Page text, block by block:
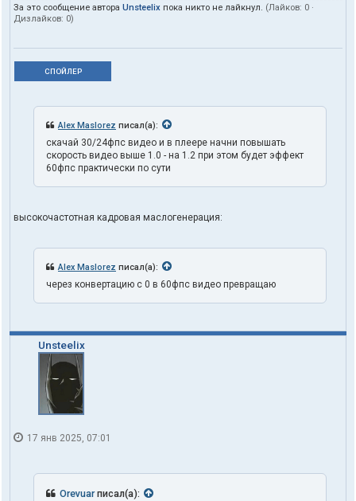
За это сообщение автора Unsteelix пока никто не лайкнул. (Лайков: 0 ·
Дизлайков: 0)
СПОЙЛЕР
Alex Maslorez писал(а):
скачай 30/24фпс видео и в плеере начни повышать
скорость видео выше 1.0 - на 1.2 при этом будет эффект
60фпс практически по сути
высокочастотная кадровая маслогенерация:
Alex Maslorez писал(а):
через конвертацию с 0 в 60фпс видео превращаю
Unsteelix
17 янв 2025, 07:01
Orevuarписал(а):